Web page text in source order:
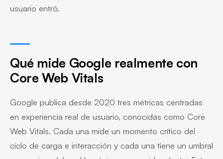
usuario entró.
Qué mide Google realmente con
Core Web Vitals
Google publica desde 2020 tres métricas centradas
en experiencia real de usuario, conocidas como Core
Web Vitals. Cada una mide un momento crítico del
ciclo de carga e interacción y cada una tiene un umbral